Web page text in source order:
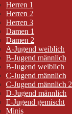
Herren 1
Herren 2
Herren 3
Damen 1
Damen 2
A-Jugend weiblich
B-Jugend männlich
B-Jugend weiblich
C-Jugend männlich
C-Jugend männlich 2
D-Jugend männlich
E-Jugend gemischt
Minis